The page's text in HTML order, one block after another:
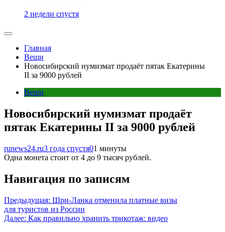
2 недели спустя
Главная
Вещи
Новосибирский нумизмат продаёт пятак Екатерины
II за 9000 рублей
Вещи
Новосибирский нумизмат продаёт
пятак Екатерины II за 9000 рублей
runews24.ru3 года спустя01 минуты
Одна монета стоит от 4 до 9 тысяч рублей.
Навигация по записям
Предыдущая: Шри-Ланка отменила платные визы
для туристов из России
Далее: Как правильно хранить трикотаж: видео